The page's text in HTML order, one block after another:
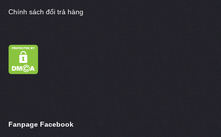
Chính sách đổi trả hàng
Fanpage Facebook